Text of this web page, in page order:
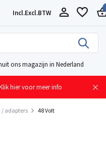
Incl.Excl.BTW
ons magazijn in Nederland
hier voor meer info
/ adapters 48 Volt